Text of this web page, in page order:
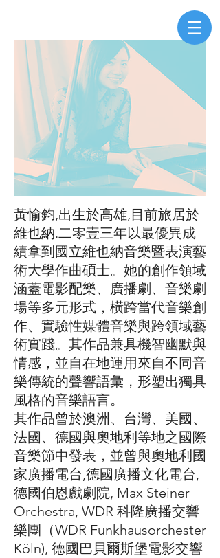
黃愉鈞,出生於高雄,目前旅居於
維也納.二零壹三年以最優異成
績拿到國立維也納音樂暨表演藝
術大學作曲碩士。她的創作領域
涵蓋電影配樂、廣播劇、音樂劇
場等多元形式，橫跨當代音樂創
作、實驗性媒體音樂與跨領域藝
術實踐。其作品兼具機智幽默與
情感，並自在地運用來自不同音
樂傳統的聲響語彙，形塑出獨具
風格的音樂語言。
其作品曾於澳洲、台灣、美國、
法國、德國與奧地利等地之國際
音樂節中發表，並曾與奧地利國
家廣播電台,德國廣播文化電台,
德國伯恩戲劇院, Max Steiner
Orchestra, WDR 科隆廣播交響
樂團（WDR Funkhausorchester
Köln), 德國巴貝爾斯堡電影交響